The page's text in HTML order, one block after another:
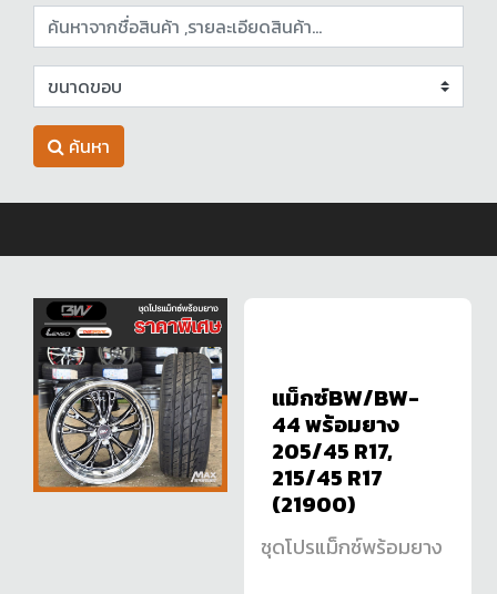
ค้นหา
แม็กซ์BW/BW-
44 พร้อมยาง
205/45 R17,
215/45 R17
(21900)
ชุดโปรแม็กซ์พร้อมยาง